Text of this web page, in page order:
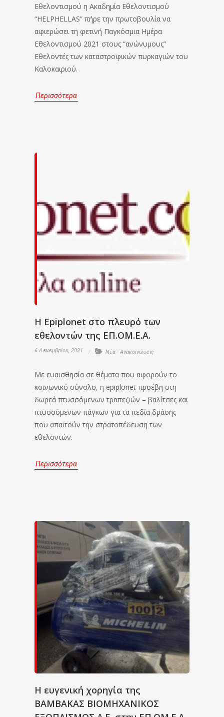
Εθελοντισμού η Ακαδημία Εθελοντισμού
“HELPHELLAS” πήρε την πρωτοβουλία να
αφιερώσει τη φετινή Παγκόσμια Ημέρα
Εθελοντισμού 2021 στους “ανώνυμους”
Εθελοντές των καταστροφικών πυρκαγιών του
Καλοκαιριού.
Περισσότερα
Η Epiplonet στο πλευρό των
εθελοντών της ΕΠ.ΟΜ.Ε.Α.
6 Δεκεμβρίου, 2021 Νέα - Ανακοινώσεις
Με ευαισθησία σε θέματα που αφορούν το
κοινωνικό σύνολο, η epiplonet προέβη στη
δωρεά πτυσσόμενων τραπεζιών – βαλίτσες και
πτυσσόμενων πάγκων για τα πεδία δράσης
που απαιτούν την στρατοπέδευση των
εθελοντών.
Περισσότερα
Η ευγενική χορηγία της
ΒΑΜΒΑΚΑΣ ΒΙΟΜΗΧΑΝΙΚΟΣ